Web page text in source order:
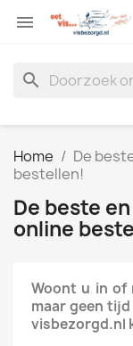

search
Home
De
bestellen!
De beste
online
Woont u in of
maar geen
visbezorgd.nl